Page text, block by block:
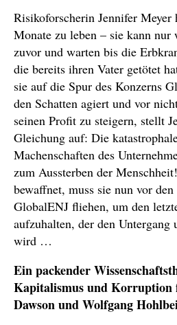
Risikoforscherin Jennifer Meyer
Monate zu leben – sie kann nur
zuvor und warten bis die
die bereits ihren Vater getötet
sie auf die Spur des Konzerns
den Schatten agiert und vor
seinen Profit zu steigern, stellt
Gleichung auf: Die
Machenschaften des
zum Aussterben der
bewaffnet, muss sie nun vor
GlobalENJ fliehen, um den
aufzuhalten, der den
wird …
Ein packender
Kapitalismus und Korruption
Dawson und Wolfgang